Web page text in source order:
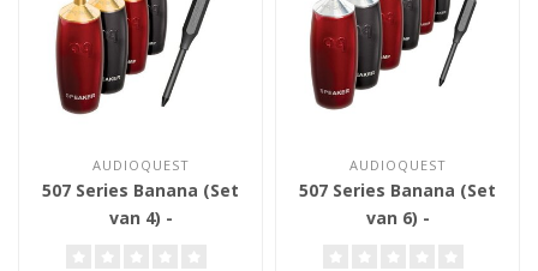
AUDIOQUEST
507 Series Banana (Set
van 4) -
AUDIOQUEST
507 Series Banana (Set
van 6) -